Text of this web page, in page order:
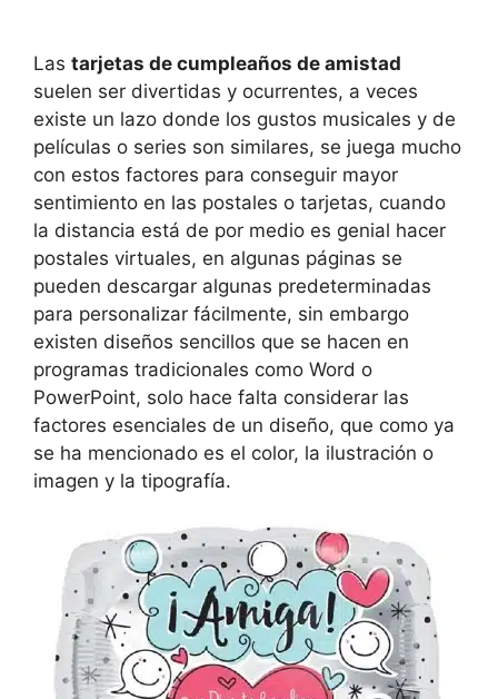
Las tarjetas de cumpleaños de amistad
suelen ser divertidas y ocurrentes, a veces
existe un lazo donde los gustos musicales y de
películas o series son similares, se juega mucho
con estos factores para conseguir mayor
sentimiento en las postales o tarjetas, cuando
la distancia está de por medio es genial hacer
postales virtuales, en algunas páginas se
pueden descargar algunas predeterminadas
para personalizar fácilmente, sin embargo
existen diseños sencillos que se hacen en
programas tradicionales como Word o
PowerPoint, solo hace falta considerar las
factores esenciales de un diseño, que como ya
se ha mencionado es el color, la ilustración o
imagen y la tipografía.